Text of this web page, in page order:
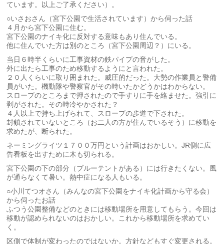
ています。以上ご了承ください）。
○いさおさん（宮下公園で生活されています）から伺った話
４月から宮下公園に住む。
宮下公園のナイキ化に反対する意味もあり住んでいる。
他に住んでいた方は別のところ（宮下公園周辺？）にいる。
当日６時半くらいに工事資材の鉄パイプの音がした。
外に出たら工事のため移動するようにと言われた。
２０人くらいに取り囲まれた。威圧的だった。大勢の作業員と警備
員がいた。機動隊や警察官がその時いたかどうかはわからない。
スロープのところまで押されたので手すりに手を絡ませた。強引に
剥がされた。その時冷やかされた？
４人以上で持ち上げられて、スロープの歩道で下された。
封鎖されていないところ（お二人の方が住んでいるそう）に移動を
求めたが、断られた。
ネーミングライツ１７００万円という計画はおかしい。JR側に広
告看板を出すために木も切られる。
宮下公園の下の部分（ブルーテントがある）には行きたくない。風
が通らなくて暑い。熱中症になる人もいる。
○小川てつオさん（みんなの宮下公園をナイキ化計画から守る会）
から伺ったお話
ふつう公園整備などのときには移動場所を用意してもらう。今回は
移動が認められないのはおかしい。これから移動場所を求めてい
く。
区側で体制が変わったのではないか。方針などもすぐ変更される。